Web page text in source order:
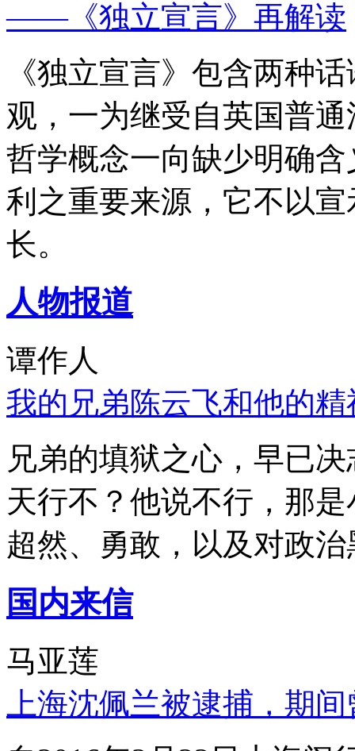
——《独立宣言》再解读
《独立宣言》包含两种
观，一为继受自英国普
哲学概念一向缺少明确
利之重要来源，它不以
长。
人物报道
谭作人
我的兄弟陈云飞和他的
兄弟的填狱之心，早已
天行不？他说不行，那
超然、勇敢，以及对政
国内来信
马亚莲
上海沈佩兰被逮捕，期